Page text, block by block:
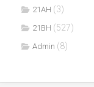
21AH (3)
21BH (527)
Admin (8)